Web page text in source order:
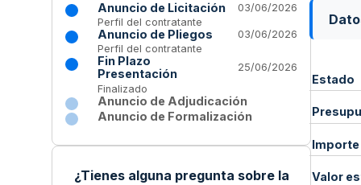
Anuncio de Licitación
03/06/2026
Perfil del contratante
Anuncio de Pliegos
03/06/2026
Perfil del contratante
Fin Plazo
Presentación
25/06/2026
Finalizado
Anuncio de Adjudicación
Anuncio de Formalización
¿Tienes alguna pregunta sobre la
Estado
Valor